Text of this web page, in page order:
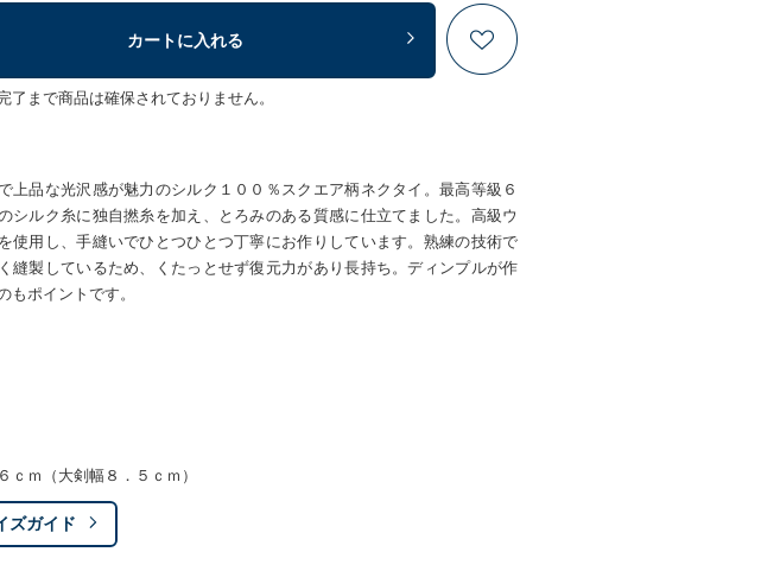
カートに入れる
了まで商品は確保されておりません。
上品な光沢感が魅力のシルク１００％スクエア柄ネクタイ。最高等級６
シルク糸に独自撚糸を加え、とろみのある質感に仕立てました。高級ウ
使用し、手縫いでひとつひとつ丁寧にお作りしています。熟練の技術で
縫製しているため、くたっとせず復元力があり長持ち。ディンプルが作
もポイントです。
ｃｍ（大剣幅８．５ｃｍ）
ズガイド